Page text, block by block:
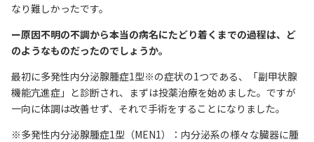
なり難しかったです。
ー原因不明の不調から本当の病名にたどり着くまでの過程は、ど
のようなものだったのでしょうか。
最初に多発性内分泌腺腫症1型※の症状の1つである、「副甲状腺
機能亢進症」と診断され、まずは投薬治療を始めました。ですが
一向に体調は改善せず、それで手術をすることになりました。
※多発性内分泌腺腫症1型（MEN1）：内分泌系の様々な臓器に腫